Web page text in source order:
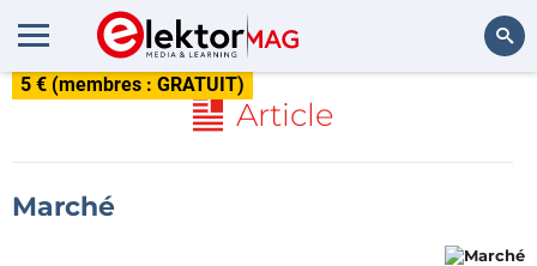
5 € (membres : GRATUIT)
Article
Marché